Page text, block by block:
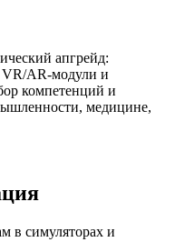
апгрейд:
AR‑модули и
компетенций и
медицине,
в симуляторах и